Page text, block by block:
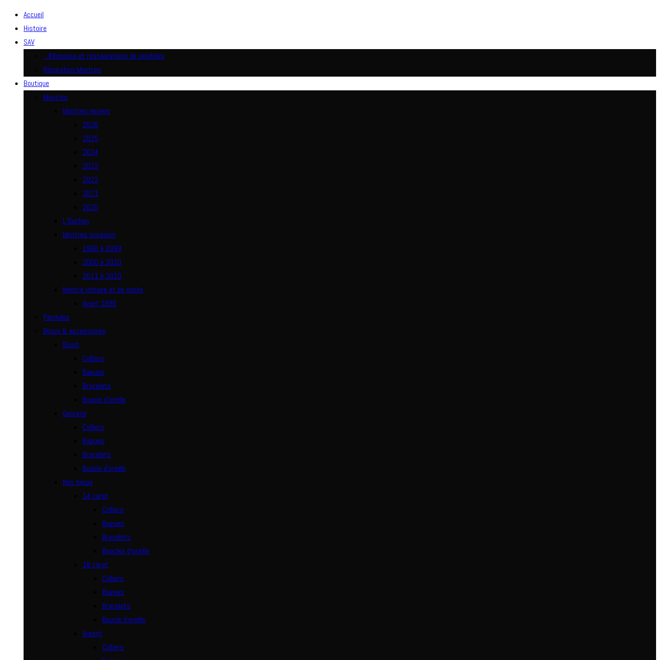
Accueil
Histoire
SAV
…Révisions et restaurations de pendules
Réparation Montres
Boutique
Montres
Montres neuves
2026
2025
2024
2023
2022
2021
2020
L’Duchen
Montres occasion
1990 à 1999
2000 à 2010
2011 à 2019
Montre vintage et de poche
Avant 1990
Pendules
Bijoux & accessoires
Blush
Colliers
Bagues
Bracelets
Boucle d’oreille
Georgini
Colliers
Bagues
Bracelets
Boucle d’oreille
Nos bijoux
14 carat
Colliers
Bagues
Bracelets
Boucles d’oreille
18 carat
Colliers
Bagues
Bracelets
Boucle d’oreille
Argent
Colliers